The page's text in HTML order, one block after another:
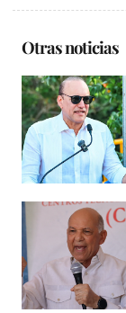
Otras noticias